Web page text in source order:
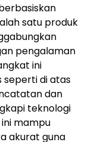
satu produk
pengalaman
ini
seperti di atas
dan
teknologi
mampu
akurat guna